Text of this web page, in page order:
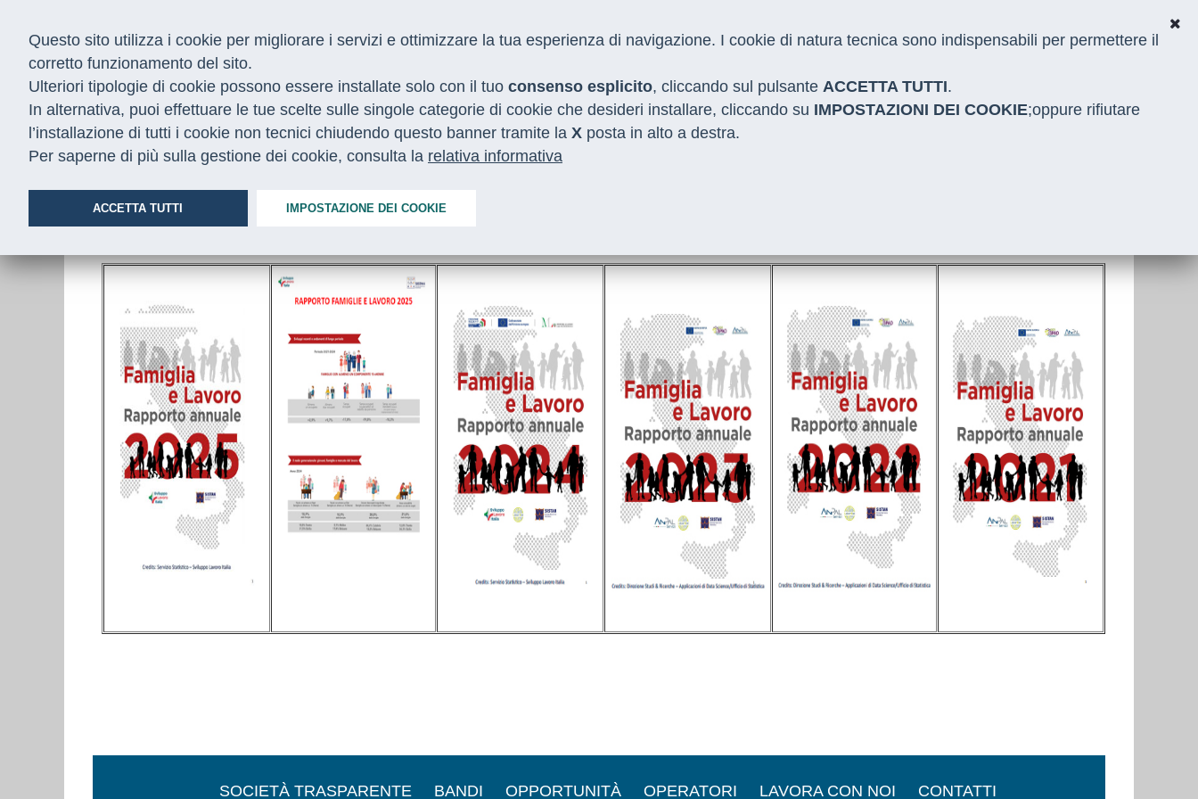
CHI SIAMO COSA FACCIAMO I NOSTRI SERVIZI MEDIA CON LE REGIONI
Home / Servizi / famiglia e lavoro
Famiglia e Lavoro - Rapporti
SOCIETÀ TRASPARENTE BANDI OPPORTUNITÀ OPERATORI LAVORA CON NOI CONTATTI
Questo sito utilizza i cookie per migliorare i servizi e ottimizzare la tua esperienza di navigazione. I cookie di natura tecnica sono indispensabili per permettere il
corretto funzionamento del sito.
Ulteriori tipologie di cookie possono essere installate solo con il tuo consenso esplicito, cliccando sul pulsante ACCETTA TUTTI.
In alternativa, puoi effettuare le tue scelte sulle singole categorie di cookie che desideri installare, cliccando su IMPOSTAZIONI DEI COOKIE;oppure rifiutare
l’installazione di tutti i cookie non tecnici chiudendo questo banner tramite la X posta in alto a destra.
Per saperne di più sulla gestione dei cookie, consulta la relativa informativa
ACCETTA TUTTI IMPOSTAZIONE DEI COOKIE